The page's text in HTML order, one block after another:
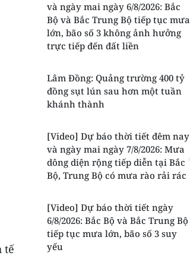
tế
và ngày mai ngày 6/8/2026: Bắc
Bộ và Bắc Trung Bộ tiếp tục mưa
lớn, bão số 3 không ảnh hưởng
trực tiếp đến đất liền
Lâm Đồng: Quảng trường 400 tỷ
đồng sụt lún sau hơn một tuần
khánh thành
[Video] Dự báo thời tiết đêm nay
và ngày mai ngày 7/8/2026: Mưa
dông diện rộng tiếp diễn tại Bắc
Bộ, Trung Bộ có mưa rào rải rác
[Video] Dự báo thời tiết ngày
6/8/2026: Bắc Bộ và Bắc Trung Bộ
tiếp tục mưa lớn, bão số 3 suy
yếu